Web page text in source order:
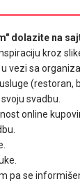
dolazite na
kroz
vezi sa
(restoran,
svadbu.
online
pa se